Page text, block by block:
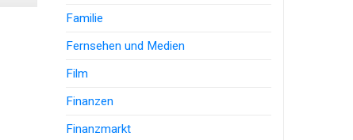
Familie
Fernsehen und Medien
Film
Finanzen
Finanzmarkt